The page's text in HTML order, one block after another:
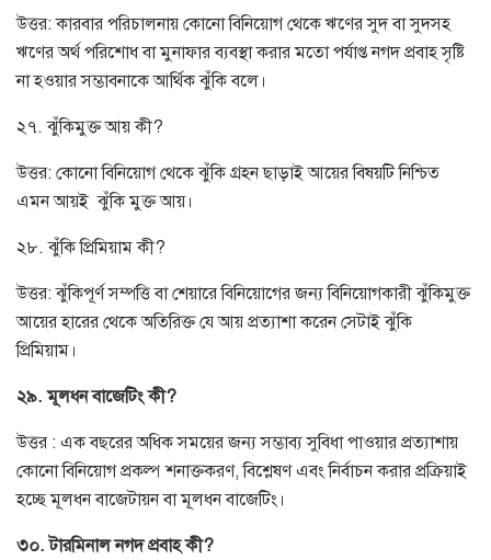
উত্তর: কারবার পরিচালনায় কোনো বিনিয়োগ থেকে ঋণের সুদ বা সুদসহ
ঋণের অর্থ পরিশোধ বা মুনাফার ব্যবস্থা করার মতো পর্যাপ্ত নগদ প্রবাহ সৃষ্টি
না হওয়ার সম্ভাবনাকে আর্থিক ঝুঁকি বলে।
২৭. ঝুঁকিমুক্ত আয় কী?
উত্তর: কোনো বিনিয়োগ থেকে ঝুঁকি গ্রহন ছাড়াই আয়ের বিষয়টি নিশ্চিত
এমন আয়ই ঝুঁকি মুক্ত আয়।
২৮. ঝুঁকি প্রিমিয়াম কী?
উত্তর: ঝুঁকিপূর্ণ সম্পত্তি বা শেয়ারে বিনিয়োগের জন্য বিনিয়োগকারী ঝুঁকিমুক্ত
আয়ের হারের থেকে অতিরিক্ত যে আয় প্রত্যাশা করেন সেটাই ঝুঁকি
প্রিমিয়াম।
২৯. মূলধন বাজেটিং কী?
উত্তর : এক বছরের অধিক সময়ের জন্য সম্ভাব্য সুবিধা পাওয়ার প্রত্যাশায়
কোনো বিনিয়োগ প্রকল্প শনাক্তকরণ, বিশ্লেষণ এবং নির্বাচন করার প্রক্রিয়াই
হচ্ছে মূলধন বাজেটায়ন বা মূলধন বাজেটিং।
৩০. টারমিনাল নগদ প্রবাহ কী?